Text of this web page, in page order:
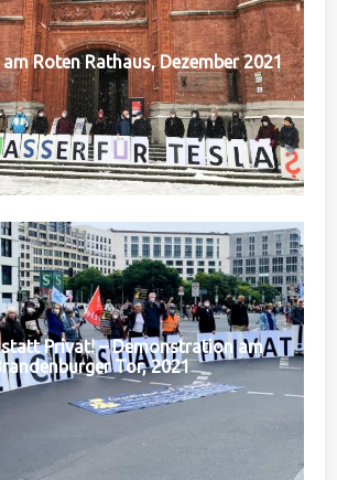
Roten Rathaus, Dezember 2021
Privat! – Demonstration am
Tor, 2021